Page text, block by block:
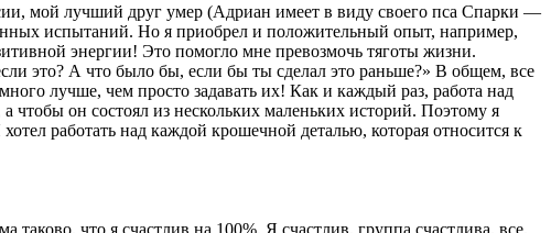
мой лучший друг умер (Адриан имеет в виду своего пса Спарки —
испытаний. Но я приобрел и положительный опыт, например,
энергии! Это помогло мне превозмочь тяготы жизни.
это? А что было бы, если бы ты сделал это раньше?» В общем, все
лучше, чем просто задавать их! Как и каждый раз, работа над
чтобы он состоял из нескольких маленьких историй. Поэтому я
работать над каждой крошечной деталью, которая относится к
что я счастлив на 100%. Я счастлив, группа счастлива, все,